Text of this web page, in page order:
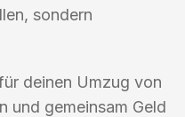
sondern
deinen Umzug von
und gemeinsam Geld